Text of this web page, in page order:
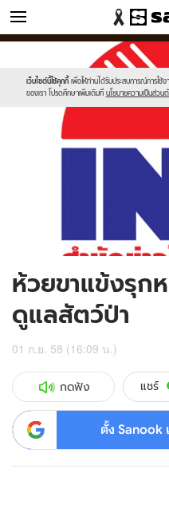
ข่าว
เว็บไซต์นี้ใช้คุกกี้ เพื่อให้ท่านได้รับประสบการณ์การใช้
ของเรา โปรดศึกษาเพิ่มเติมที่ นโยบายความเป็นส่วน
//s.isanook.com/sr/0/images/
sanook.png
//s.isanook.com/ns/0/ud/371/
ห้วยขาแข้งรุก
ดูแลสัตว์ป่า
01 ก.ย. 58 (16:09 น.)
กดฟัง แชร์
ตั้ง Sanook